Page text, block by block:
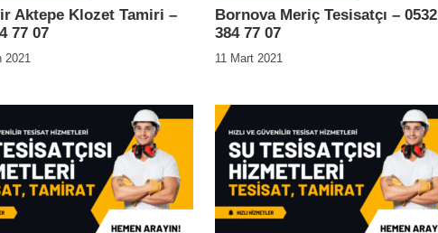
Aktepe Klozet Tamiri –
77 07
2021
Bornova Meriç Tesisatçı – 0532
384 77 07
11 Mart 2021